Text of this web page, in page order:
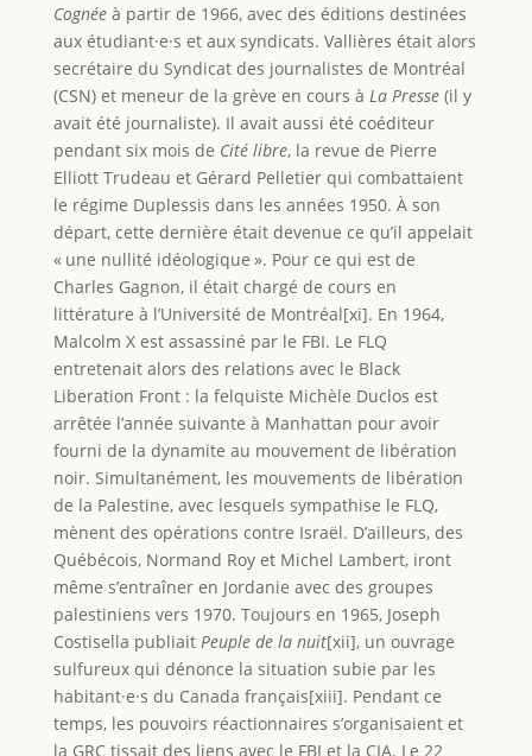
Cognéeà partir de 1966, avec des éditions destinées
aux étudiant·e·s et aux syndicats. Vallières était alors
secrétaire du Syndicat des journalistes de Montréal
(CSN) et meneur de la grève en cours à La Presse(il y
avait été journaliste). Il avait aussi été coéditeur
pendant six mois de Cité libre, la revue de Pierre
Elliott Trudeau et Gérard Pelletier qui combattaient
le régime Duplessis dans les années 1950. À son
départ, cette dernière était devenue ce qu’il appelait
« une nullité idéologique ». Pour ce qui est de
Charles Gagnon, il était chargé de cours en
littérature à l’Université de Montréal[xi]. En 1964,
Malcolm X est assassiné par le FBI. Le FLQ
entretenait alors des relations avec le Black
Liberation Front : la felquiste Michèle Duclos est
arrêtée l’année suivante à Manhattan pour avoir
fourni de la dynamite au mouvement de libération
noir. Simultanément, les mouvements de libération
de la Palestine, avec lesquels sympathise le FLQ,
mènent des opérations contre Israël. D’ailleurs, des
Québécois, Normand Roy et Michel Lambert, iront
même s’entraîner en Jordanie avec des groupes
palestiniens vers 1970. Toujours en 1965, Joseph
Costisella publiait Peuple de la nuit[xii], un ouvrage
sulfureux qui dénonce la situation subie par les
habitant·e·s du Canada français[xiii]. Pendant ce
temps, les pouvoirs réactionnaires s’organisaient et
la GRC tissait des liens avec le FBI et la CIA. Le 22